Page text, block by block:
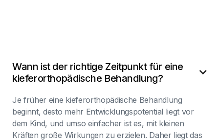
Wann ist der richtige Zeitpunkt für eine
kieferorthopädische Behandlung?

Je früher eine kieferorthopädische Behandlung
beginnt, desto mehr Entwicklungspotential liegt vor
dem Kind, und umso einfacher ist es, mit kleinen
Kräften große Wirkungen zu erzielen. Daher liegt das